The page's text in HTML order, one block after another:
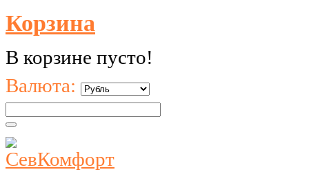
Корзина
В корзине пусто!
Валюта: